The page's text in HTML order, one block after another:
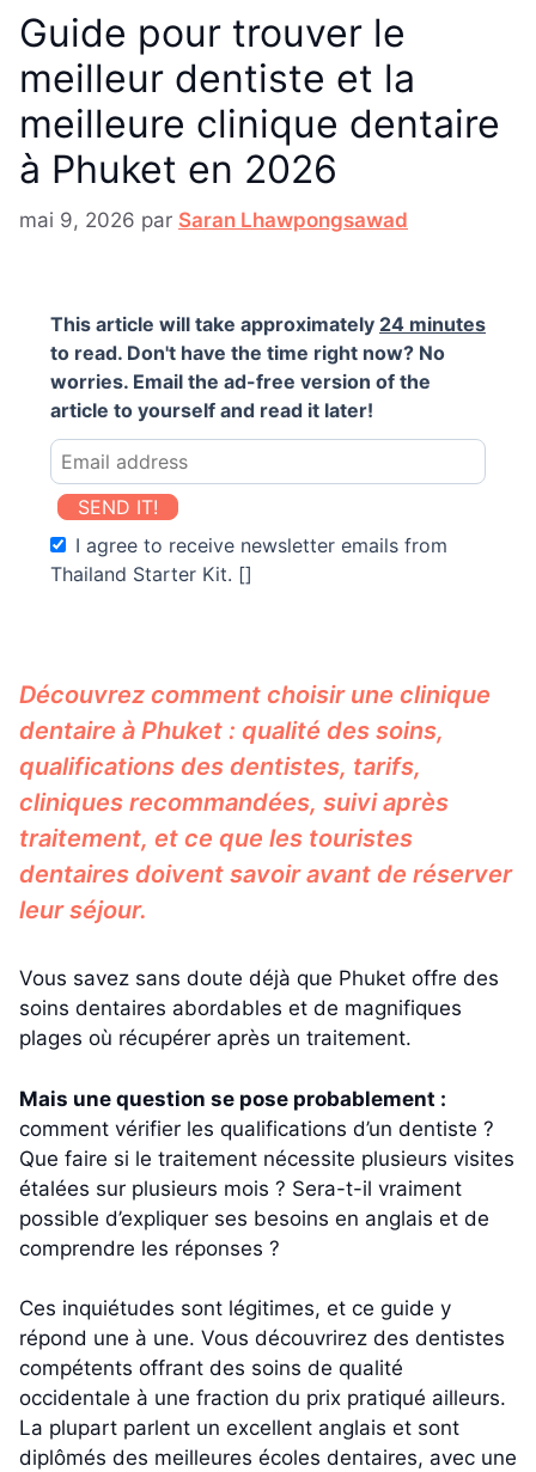
Guide pour trouver le
meilleur dentiste et la
meilleure clinique dentaire
à Phuket en 2026
mai 9, 2026 par Saran Lhawpongsawad
This article will take approximately 24 minutes
to read. Don't have the time right now? No
worries. Email the ad-free version of the
article to yourself and read it later!
SEND IT!
I agree to receive newsletter emails from
Thailand Starter Kit. []
Découvrez comment choisir une clinique
dentaire à Phuket : qualité des soins,
qualifications des dentistes, tarifs,
cliniques recommandées, suivi après
traitement, et ce que les touristes
dentaires doivent savoir avant de réserver
leur séjour.
Vous savez sans doute déjà que Phuket offre des
soins dentaires abordables et de magnifiques
plages où récupérer après un traitement.
Mais une question se pose probablement :
comment vérifier les qualifications d’un dentiste ?
Que faire si le traitement nécessite plusieurs visites
étalées sur plusieurs mois ? Sera-t-il vraiment
possible d’expliquer ses besoins en anglais et de
comprendre les réponses ?
Ces inquiétudes sont légitimes, et ce guide y
répond une à une. Vous découvrirez des dentistes
compétents offrant des soins de qualité
occidentale à une fraction du prix pratiqué ailleurs.
La plupart parlent un excellent anglais et sont
diplômés des meilleures écoles dentaires, avec une